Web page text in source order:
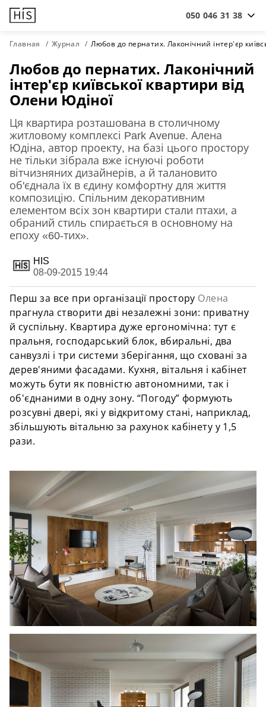
050 046 31 38
Главная Журнал Любов до пернатих. Лаконічний інтер'єр
Любов до пернатих. Лаконічний
інтер'єр київської квартири від
Олени Юдіної
Ця квартира розташована в столичному
житловому комплексі Park Avenue. Алена
Юдіна, автор проекту, на базі цього простору
не тільки зібрала вже існуючі роботи
вітчизняних дизайнерів, а й талановито
об'єднала їх в єдину комфортну для життя
композицію. Спільним декоративним
елементом всіх зон квартири стали птахи, а
обраний стиль спирається в основному на
епоху «60-тих».
HIS
08-09-2015 19:44
Перш за все при організації простору Олена
прагнула створити дві незалежні зони: приватну
й суспільну. Квартира дуже ергономічна: тут є
пральня, господарський блок, вбиральні, два
санвузлі і три системи зберігання, що сховані за
дерев'яними фасадами. Кухня, вітальня і кабінет
можуть бути як повністю автономними, так і
об'єднаними в одну зону. “Погоду” формують
розсувні двері, які у відкритому стані, наприклад,
збільшують вітальню за рахунок кабінету у 1,5
рази.